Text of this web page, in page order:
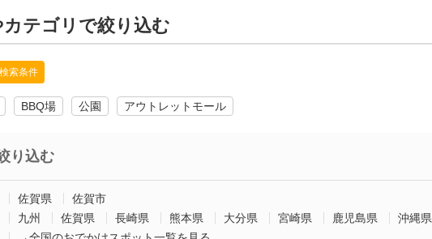
テゴリで絞り込む
索条件
BBQ場 公園 アウトレットモール
り込む
佐賀県
佐賀市
九州
佐賀県 長崎県 熊本県 大分県 宮崎県 鹿児島県
沖縄県